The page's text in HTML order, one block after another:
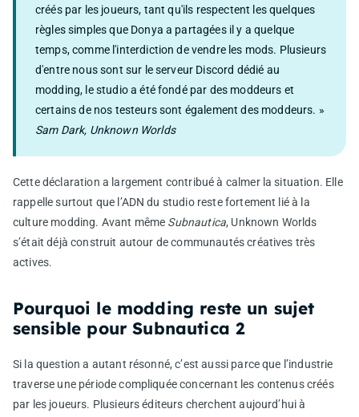
créés par les joueurs, tant qu'ils respectent les quelques
règles simples que Donya a partagées il y a quelque
temps, comme l'interdiction de vendre les mods. Plusieurs
d'entre nous sont sur le serveur Discord dédié au
modding, le studio a été fondé par des moddeurs et
certains de nos testeurs sont également des moddeurs. »
Sam Dark, Unknown Worlds
Cette déclaration a largement contribué à calmer la situation. Elle
rappelle surtout que l’ADN du studio reste fortement lié à la
culture modding. Avant même Subnautica, Unknown Worlds
s’était déjà construit autour de communautés créatives très
actives.
Pourquoi le modding reste un sujet
sensible pour Subnautica 2
Si la question a autant résonné, c’est aussi parce que l’industrie
traverse une période compliquée concernant les contenus créés
par les joueurs. Plusieurs éditeurs cherchent aujourd’hui à